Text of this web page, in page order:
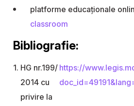
platforme educaționale
classroom
Bibliografie:
HG nr.199/
2014 cu
privire la
https://